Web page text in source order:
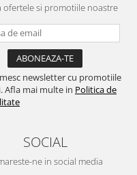
ofertele si promotiile noastre
newsletter cu promotiile
Afla mai multe in Politica de
SOCIAL
ne in social media